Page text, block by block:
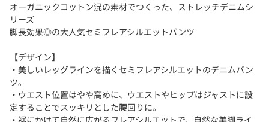
オーガニックコットン混の素材でつくった、ストレッチデニムシ
リーズ
脚長効果◎の大人気セミフレアシルエットパンツ
【デザイン】
・美しいレッグラインを描くセミフレアシルエットのデニムパン
ツ。
・ウエスト位置はやや高めに、ウエストやヒップはジャストに設
定することでスッキリとした腰回りに。
・裾にかけて自然に広がるフレアシルエットで、自然な美脚ライ